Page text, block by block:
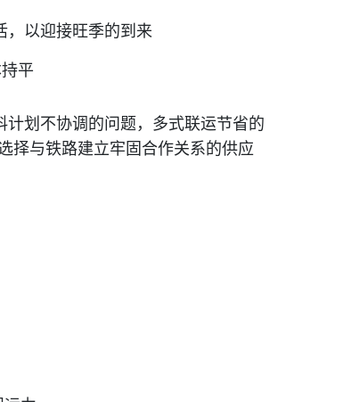
，以迎接旺季的到来
平
划不协调的问题，多式联运节省的
择与铁路建立牢固合作关系的供应